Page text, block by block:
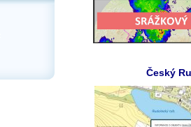
Český